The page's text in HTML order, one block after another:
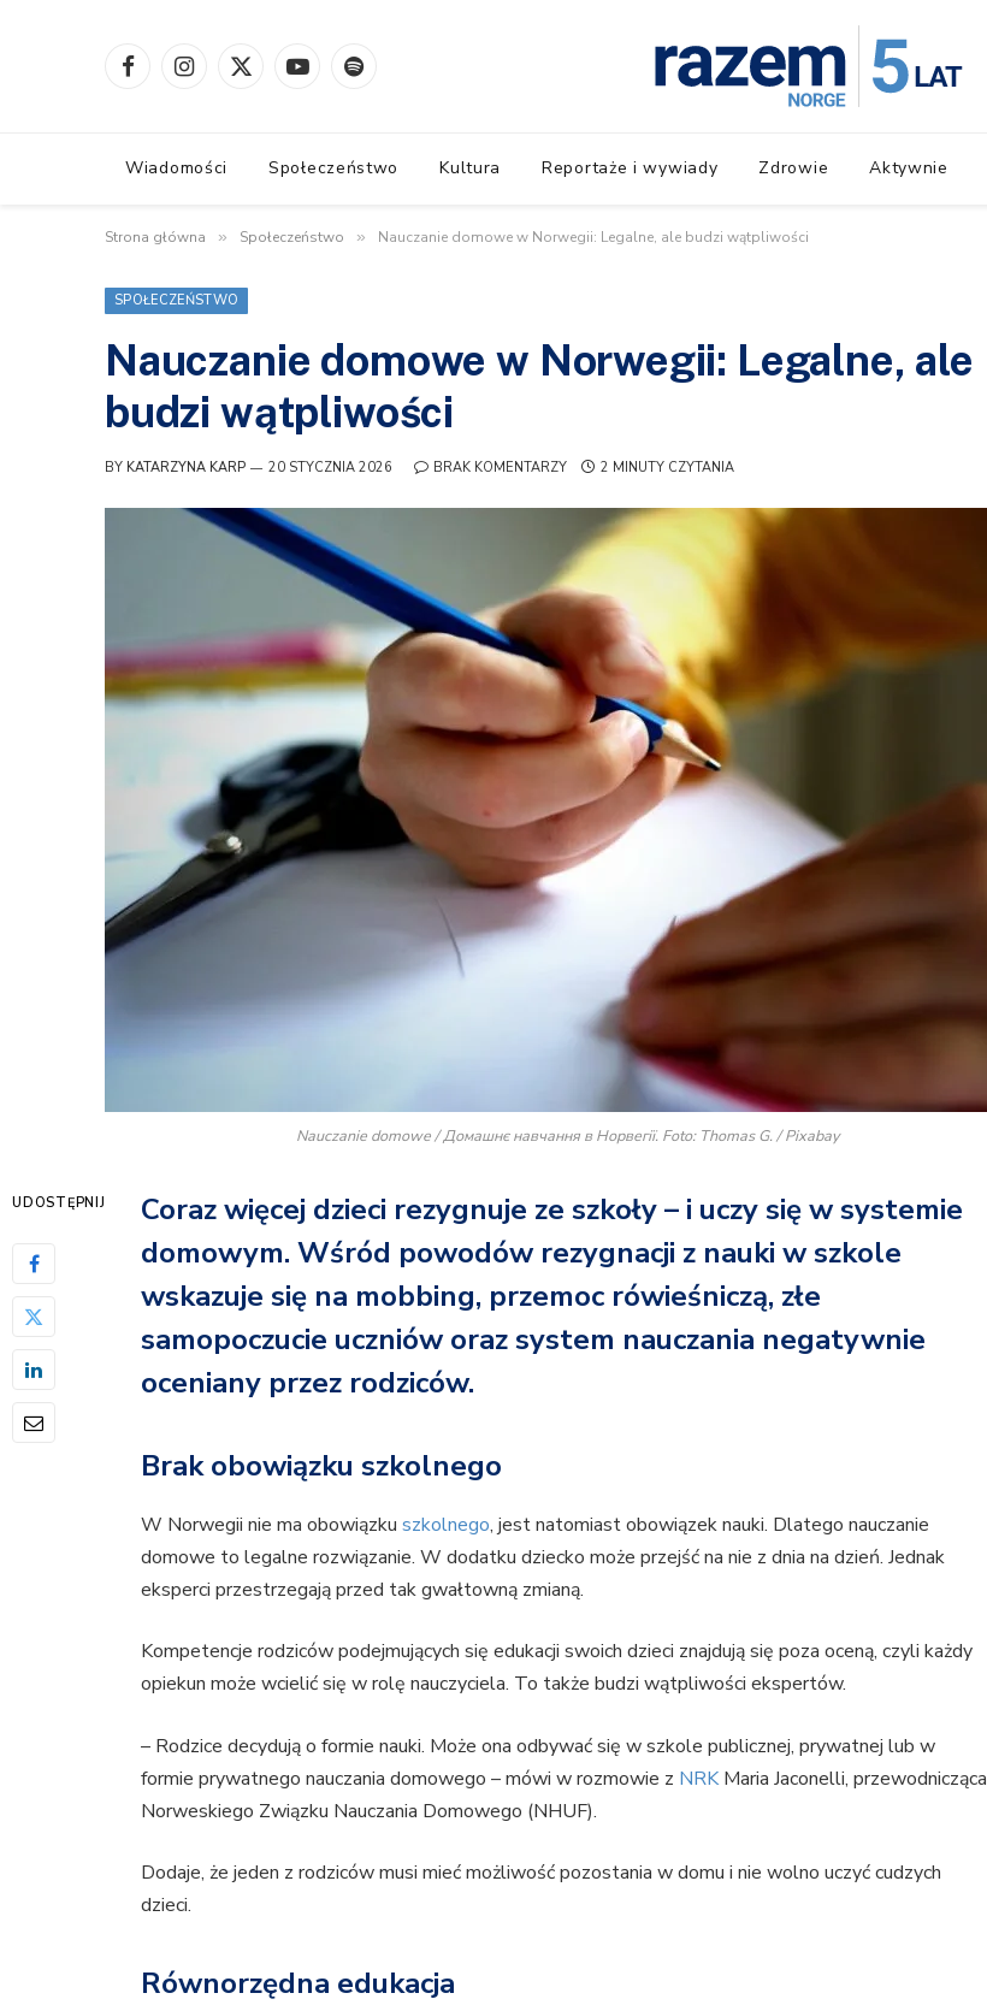
FacebookInstagram
X
YouTubeSpotify
Wiadomości Społeczeństwo Kultura Reportaże i wywiady Zdrowie Aktywnie
Strona główna » Społeczeństwo » Nauczanie domowe w Norwegii: Legalne, ale budzi wątpliwości
SPOŁECZEŃSTWO
Nauczanie domowe w Norwegii: Legalne, ale
budzi wątpliwości
BY KATARZYNA KARP 20 STYCZNIA 2026 BRAK KOMENTARZY 2 MINUTY CZYTANIA
Nauczanie domowe / Домашнє навчання в Норвегії. Foto: Thomas G. / Pixabay
UDOSTĘPNIJ
Coraz więcej dzieci rezygnuje ze szkoły – i uczy się w systemie
domowym. Wśród powodów rezygnacji z nauki w szkole
wskazuje się na mobbing, przemoc rówieśniczą, złe
samopoczucie uczniów oraz system nauczania negatywnie
oceniany przez rodziców.
Brak obowiązku szkolnego
W Norwegii nie ma obowiązkuszkolnego, jest natomiast obowiązek nauki. Dlatego nauczanie
domowe to legalne rozwiązanie. W dodatku dziecko może przejść na nie z dnia na dzień. Jednak
eksperci przestrzegają przed tak gwałtowną zmianą.
Kompetencje rodziców podejmujących się edukacji swoich dzieci znajdują się poza oceną, czyli każdy
opiekun może wcielić się w rolę nauczyciela. To także budzi wątpliwości ekspertów.
– Rodzice decydują o formie nauki. Może ona odbywać się w szkole publicznej, prywatnej lub w
formie prywatnego nauczania domowego – mówi w rozmowie z NRKMaria Jaconelli, przewodnicząca
Norweskiego Związku Nauczania Domowego (NHUF).
Dodaje, że jeden z rodziców musi mieć możliwość pozostania w domu i nie wolno uczyć cudzych
dzieci.
Równorzędna edukacja